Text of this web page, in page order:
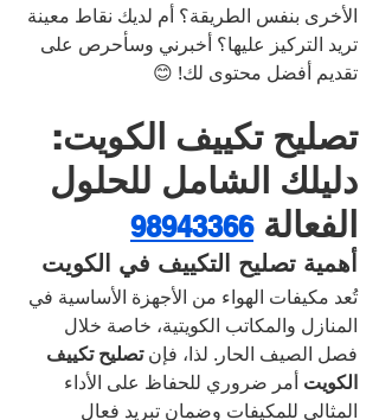
الأخرى بنفس الطريقة؟ أم لديك نقاط معينة
تريد التركيز عليها؟ أخبرني وسأحرص على
تقديم أفضل محتوى لك! 😊
تصليح تكييف الكويت:
دليلك الشامل للحلول
الفعالة 98943366
أهمية تصليح التكييف في الكويت
تُعد مكيفات الهواء من الأجهزة الأساسية في
المنازل والمكاتب الكويتية، خاصة خلال
فصل الصيف الحار. لذا، فإن تصليح تكييف
الكويت أمر ضروري للحفاظ على الأداء
المثالي للمكيفات وضمان تبريد فعال